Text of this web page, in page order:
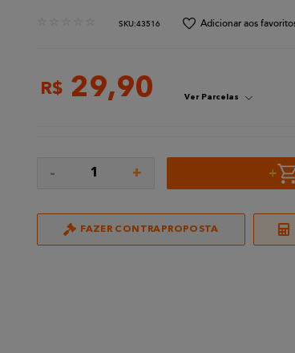
:43516
R$ 29,90 Ver Parcelas
- 1 + +
FAZER CONTRAPROPOSTA